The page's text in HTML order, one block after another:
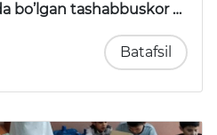
bo’lgan tashabbuskor …
Batafsil